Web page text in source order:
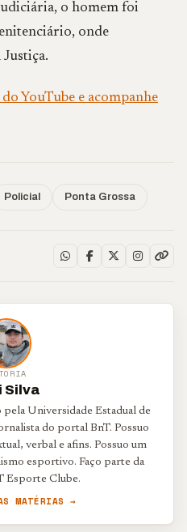
o homem foi
onde
YouTube e acompanhe
Policial Ponta Grossa
Silva
Universidade Estadual de
do portal BnT. Possuo
verbal e afins. Possuo um
esportivo. Faço parte da
Esporte Clube.
MATÉRIAS →